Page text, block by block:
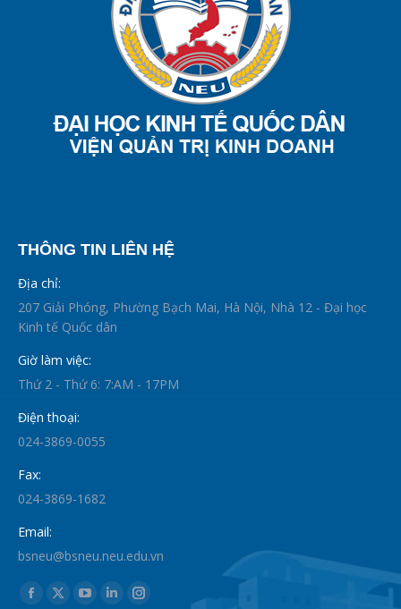
THÔNG TIN LIÊN HỆ
Địa chỉ:
207 Giải Phóng, Phường Bạch Mai, Hà Nội, Nhà 12 - Đại học
Kinh tế Quốc dân
Giờ làm việc:
Thứ 2 - Thứ 6: 7:AM - 17PM
Điện thoại:
024-3869-0055
Fax:
024-3869-1682
Email:
bsneu@bsneu.neu.edu.vn
Find us on:
Facebook
X
YouTube
LinkedinInstagram